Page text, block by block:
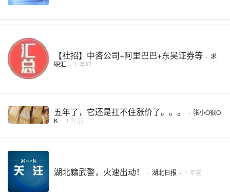
【社招】中咨公司+阿里巴巴+东吴证券等 · 求
职汇 · 1 年前
五年了，它还是扛不住涨价了。。。 · 张小O很O
K · 1 年前
湖北籍武警，火速出动！ · 湖北日报 · 1 年前